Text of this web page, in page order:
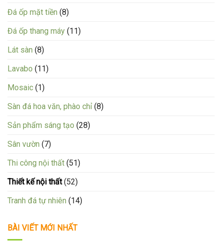
Đá ốp mặt tiền (8)
Đá ốp thang máy (11)
Lát sàn (8)
Lavabo (11)
Mosaic (1)
Sàn đá hoa văn, phào chỉ (8)
Sản phẩm sáng tạo (28)
Sân vườn (7)
Thi công nội thất (51)
Thiết kế nội thất(52)
Tranh đá tự nhiên (14)
BÀI VIẾT MỚI NHẤT